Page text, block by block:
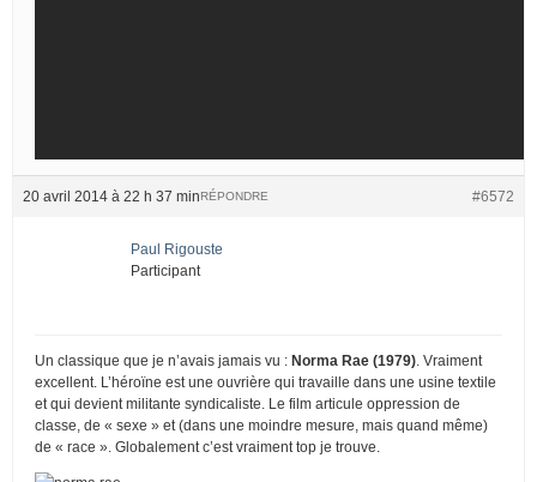
20 avril 2014 à 22 h 37 min #6572
RÉPONDRE
Paul Rigouste
Participant
Un classique que je n’avais jamais vu : Norma Rae (1979) . Vraiment
excellent. L’héroïne est une ouvrière qui travaille dans une usine textile
et qui devient militante syndicaliste. Le film articule oppression de
classe, de « sexe » et (dans une moindre mesure, mais quand même)
de « race ». Globalement c’est vraiment top je trouve.